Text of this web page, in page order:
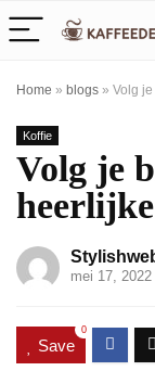
Home » blogs » Volg
Koffie
Volg je
mei 17, 2022
Save
0